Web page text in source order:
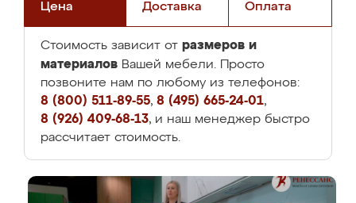
Цена Доставка Оплата
Стоимость зависит от размеров и
материалов Вашей мебели. Просто
позвоните нам по любому из телефонов:
8 (800) 511-89-55, 8 (495) 665-24-01,
8 (926) 409-68-13, и наш менеджер быстро
рассчитает стоимость.